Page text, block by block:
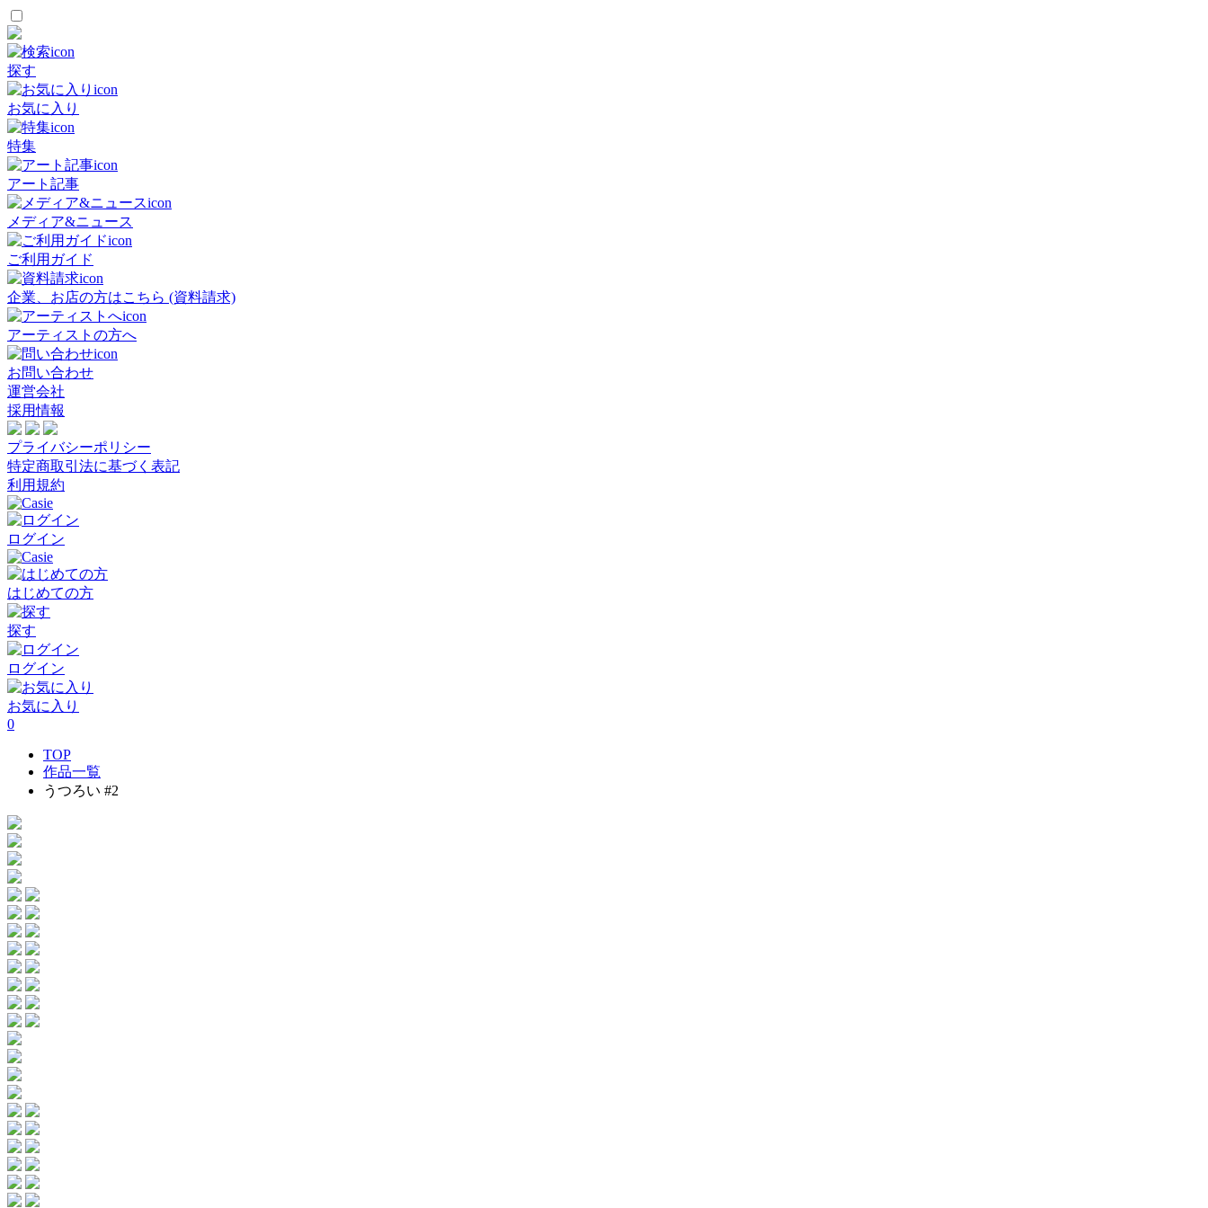
探す
お気に入り
特集
アート記事
メディア&ニュース
ご利用ガイド
企業、お店の方はこちら (資料請求)
アーティストの方へ
お問い合わせ
運営会社
採用情報
プライバシーポリシー
特定商取引法に基づく表記
利用規約
ログイン
はじめての方
探す
ログイン
お気に入り
0
TOP
作品一覧
うつろい #2